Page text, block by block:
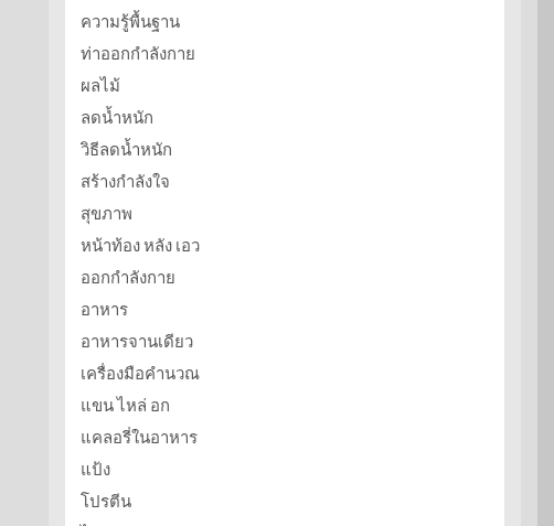
ความรู้พื้นฐาน
ท่าออกกำลังกาย
ผลไม้
ลดน้ำหนัก
วิธีลดน้ำหนัก
สร้างกำลังใจ
สุขภาพ
หน้าท้อง หลัง เอว
ออกกำลังกาย
อาหาร
อาหารจานเดียว
เครื่องมือคำนวณ
แขน ไหล่ อก
แคลอรี่ในอาหาร
แป้ง
โปรตีน